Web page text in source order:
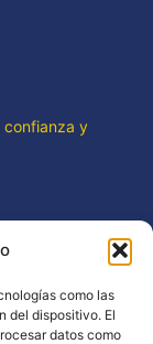
como las
del dispositivo. El
datos como
confianza y